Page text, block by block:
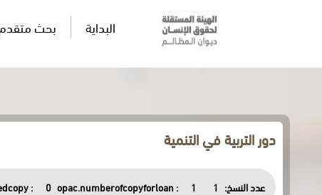
البداية بحث متقدم
دور التربية في التنمية
عدد النسخ: 1
: 0 opac.numberofcopyforloan : 1